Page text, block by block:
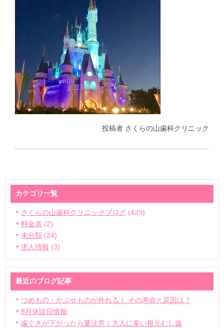
投稿者 さくらの山歯科クリニック
カテゴリ一覧
さくらの山歯科クリニックブログ (423)
料金表 (2)
未分類 (24)
求人情報 (3)
最近のブログ記事
つめもの・かぶせものが外れる！ その寿命と原因は？
8月休診日情報
歯ぐきが下がったら要注意！大人に多い根元むし歯